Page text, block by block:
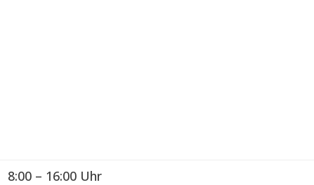
8:00 – 16:00 Uhr